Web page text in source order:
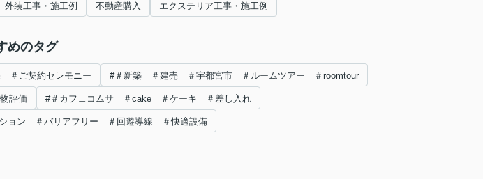
外装工事・施工例 不動産購入 エクステリア工事・施工例
めのタグ
ご契約セレモニー #＃新築 ＃建売 ＃宇都宮市 ＃ルームツアー ＃roomtour
評価 #＃カフェコムサ ＃cake ＃ケーキ ＃差し入れ
ョン ＃バリアフリー ＃回遊導線 ＃快適設備